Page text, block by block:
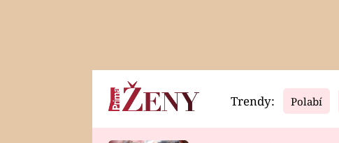
Horoskopy Video
Trendy: Polabí